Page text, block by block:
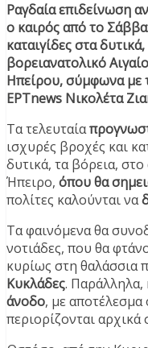
Ραγδαία επιδείνωση
ο καιρός από το
καταιγίδες στα
βορειανατολικό
Ηπείρου, σύμφωνα με
ΕΡΤnews Νικολέτα
Τα τελευταία
ισχυρές βροχές και
δυτικά, τα βόρεια, στο
Ήπειρο, όπου θα
πολίτες καλούνται να
Τα φαινόμενα θα
νοτιάδες, που θα
κυρίως στη θαλάσσια
Κυκλάδες. Παράλληλα,
άνοδο, με αποτέλεσμα
περιορίζονται